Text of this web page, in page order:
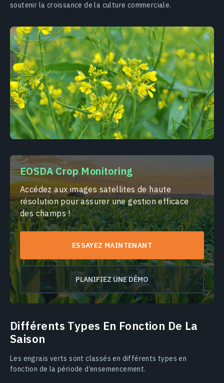
soutenir la croissance de la culture commerciale.
EOSDA Crop Monitoring
Accédez aux images satellites de haute
résolution pour assurer une gestion efficace
des champs !
ESSAYEZ MAINTENANT
PLANIFIEZ UNE DÉMO
Différents Types En Fonction De La
Saison
Les engrais verts sont classés en différents types en
fonction de la période d’ensemencement.